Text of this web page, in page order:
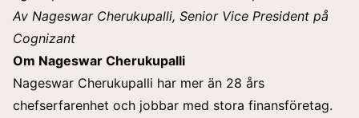
Av Nageswar Cherukupalli, Senior Vice President på
Cognizant
Om Nageswar Cherukupalli
Nageswar Cherukupalli har mer än 28 års
chefserfarenhet och jobbar med stora finansföretag.